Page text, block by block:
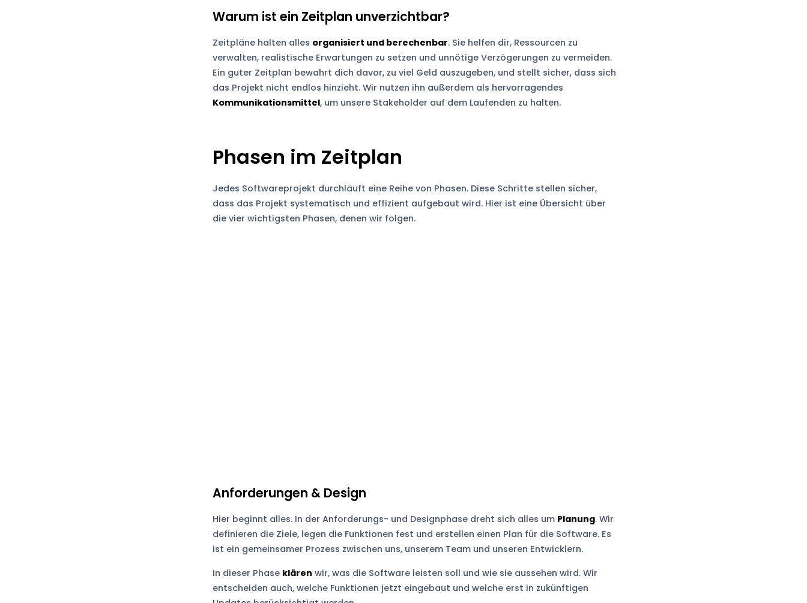
Warum ist ein Zeitplan unverzichtbar?
Zeitpläne halten alles organisiert und berechenbar. Sie helfen dir, Ressourcen zu
verwalten, realistische Erwartungen zu setzen und unnötige Verzögerungen zu vermeiden.
Ein guter Zeitplan bewahrt dich davor, zu viel Geld auszugeben, und stellt sicher, dass sich
das Projekt nicht endlos hinzieht. Wir nutzen ihn außerdem als hervorragendes
Kommunikationsmittel, um unsere Stakeholder auf dem Laufenden zu halten.
Phasen im Zeitplan
Jedes Softwareprojekt durchläuft eine Reihe von Phasen. Diese Schritte stellen sicher,
dass das Projekt systematisch und effizient aufgebaut wird. Hier ist eine Übersicht über
die vier wichtigsten Phasen, denen wir folgen.
Anforderungen & Design
Hier beginnt alles. In der Anforderungs- und Designphase dreht sich alles um Planung. Wir
definieren die Ziele, legen die Funktionen fest und erstellen einen Plan für die Software. Es
ist ein gemeinsamer Prozess zwischen uns, unserem Team und unseren Entwicklern.
In dieser Phase klären wir, was die Software leisten soll und wie sie aussehen wird. Wir
entscheiden auch, welche Funktionen jetzt eingebaut und welche erst in zukünftigen